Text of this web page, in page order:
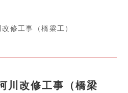
工事（橋梁工）
改修工事（橋梁